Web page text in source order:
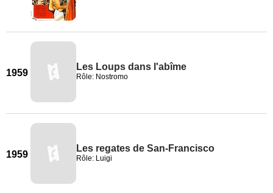
1959
Les Loups dans l'abîme
Rôle: Nostromo
1959
Les regates de San-Francisco
Rôle: Luigi